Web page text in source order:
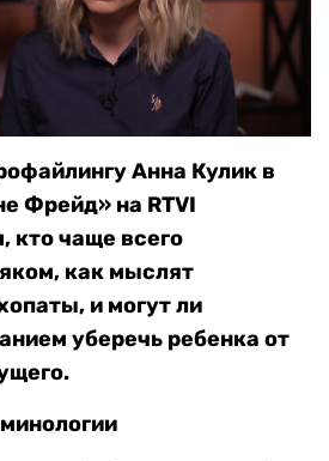
Анна Кулик в
Фрейд» на RTVI
кто чаще всего
как мыслят
и могут ли
уберечь ребенка от